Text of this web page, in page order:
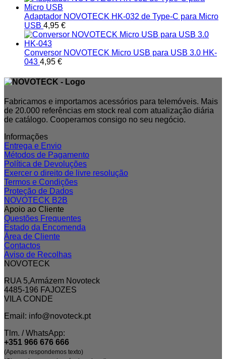
Adaptador NOVOTECK HK-032 de Type-C para Micro
USB 4,95 €
Conversor NOVOTECK Micro USB para USB 3.0 HK-
043 4,95 €
Fabricamos e importamos acessórios para telemóveis. Mais
de 20.000 referências em stock real com atualização diária
de catálogo. Cooperamos consigo no seu negócio.
Informações
Entrega e Envio
Métodos de Pagamento
Política de Devoluções
Exercer o direito de livre resolução
Termos e Condições
Proteção de Dados
NOVOTECK B2B
Apoio ao Cliente
Questões Frequentes
Estado da Encomenda
Área de Cliente
Contactos
Aviso de Recolhas
NOVOTECK
RUA 5,Armázem Novoteck
4485-196 FAJOZES
VILA CONDE
Email: info@novoteck.pt
Tlm. / WhatsApp:
+351 966 676 666
(Apenas respondemos texto)